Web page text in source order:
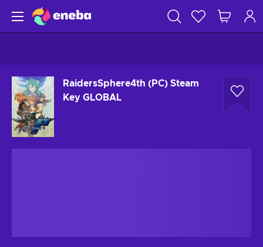
RaidersSphere4th (PC) Steam
Key GLOBAL